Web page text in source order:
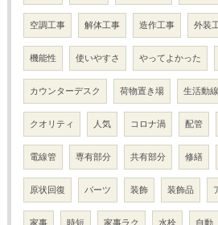
空調工事 解体工事 造作工事 外装
機能性 使いやすさ やってよかった
カウンターデスク 荷物置き場 生活動線
クオリティ 人気 コロナ渦 配管
電線管 専有部分 共有部分 修繕
原状回復 パーツ 装飾 装飾品
家事 時短 家事ラク 水栓 自動